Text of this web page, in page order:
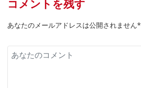
コメントを残す
あなたのメールアドレスは公開されません*